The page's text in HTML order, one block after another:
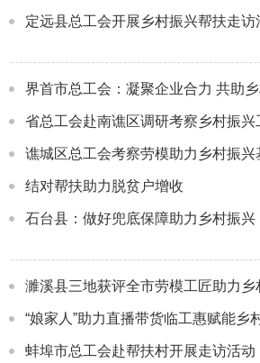
定远县总工会开展乡村振兴帮扶走访
界首市总工会：凝聚企业合力 共助
省总工会赴南谯区调研考察乡村振兴
谯城区总工会考察劳模助力乡村振兴
结对帮扶助力脱贫户增收
石台县：做好兜底保障助力乡村振兴
“娘家人”助力直播带货临工惠赋能乡
蚌埠市总工会赴帮扶村开展走访活动